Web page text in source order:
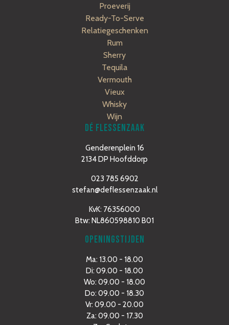
Proeverij
Ready-To-Serve
Relatiegeschenken
Rum
Sherry
Tequila
Vermouth
Vieux
Whisky
Wijn
DÉ FLESSENZAAK
Genderenplein 16
2134 DP Hoofddorp
023 785 6902
stefan@deflessenzaak.nl
KvK: 76356000
Btw: NL860598810 B01
OPENINGSTIJDEN
Ma: 13.00 - 18.00
Di: 09.00 - 18.00
Wo: 09.00 - 18.00
Do: 09.00 - 18.30
Vr: 09.00 - 20.00
Za: 09.00 - 17.30